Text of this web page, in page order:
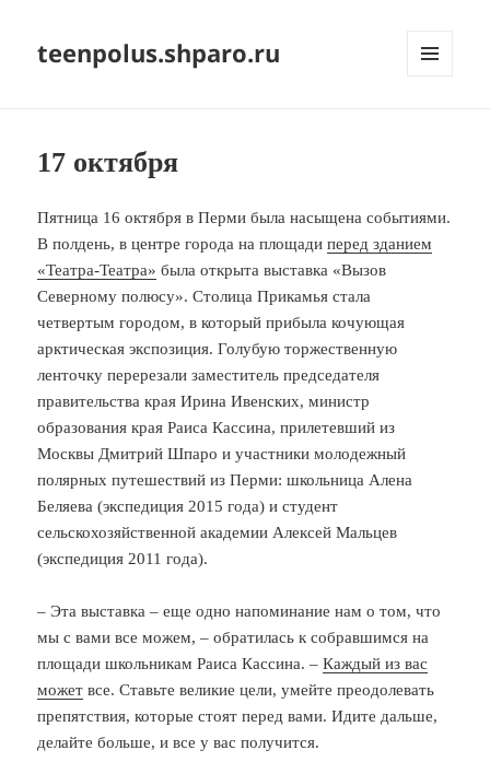
teenpolus.shparo.ru
17 октября
Пятница 16 октября в Перми была насыщена событиями.
В полдень, в центре города на площадиперед зданием
«Театра-Театра» была открыта выставка «Вызов
Северному полюсу». Столица Прикамья стала
четвертым городом, в который прибыла кочующая
арктическая экспозиция. Голубую торжественную
ленточку перерезали заместитель председателя
правительства края Ирина Ивенских, министр
образования края Раиса Кассина, прилетевший из
Москвы Дмитрий Шпаро и участники молодежный
полярных путешествий из Перми: школьница Алена
Беляева (экспедиция 2015 года) и студент
сельскохозяйственной академии Алексей Мальцев
(экспедиция 2011 года).
– Эта выставка – еще одно напоминание нам о том, что
мы с вами все можем, – обратилась к собравшимся на
площади школьникам Раиса Кассина. –Каждый из вас
может все. Ставьте великие цели, умейте преодолевать
препятствия, которые стоят перед вами. Идите дальше,
делайте больше, и все у вас получится.